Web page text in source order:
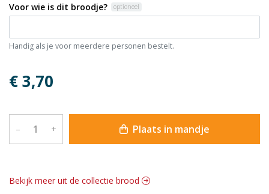
Voor wie is dit broodje? optioneel
Handig als je voor meerdere personen bestelt.
€ 3,70
– + Plaats in mandje
Bekijk meer uit de collectie brood